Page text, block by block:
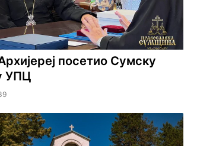
посетио Сумску
УПЦ